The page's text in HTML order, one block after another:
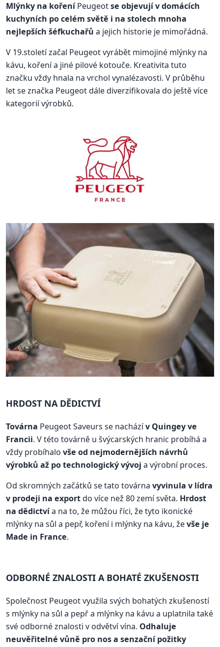
Mlýnky na kořeníPeugeotse objevují v domácích
kuchyních po celém světě i na stolech mnoha
nejlepších šéfkuchařů a jejich historie je mimořádná.
V 19.století začal Peugeot vyrábět mimojiné mlýnky na
kávu, koření a jiné pilové kotouče. Kreativita tuto
značku vždy hnala na vrchol vynalézavosti. V průběhu
let se značka Peugeot dále diverzifikovala do ještě více
kategorií výrobků.
HRDOST NA DĚDICTVÍ
Továrna Peugeot Saveurs se nacházív Quingey ve
Francii. V této továrně u švýcarských hranic probíhá a
vždy probíhalo vše od nejmodernějších návrhů
výrobků až po technologický vývoj a výrobní proces.
Od skromných začátků se tato továrna vyvinula v lídra
v prodeji na export do více než 80 zemí světa. Hrdost
na dědictvía na to, že můžou říci, že tyto ikonické
mlýnky na sůl a pepř, koření i mlýnky na kávu, ževše je
Made in France.
ODBORNÉ ZNALOSTI A BOHATÉ ZKUŠENOSTI
Společnost Peugeot využila svých bohatých zkušeností
s mlýnky na sůl a pepř a mlýnky na kávu a uplatnila také
své odborné znalosti v odvětví vína. Odhaluje
neuvěřitelné vůně pro nos a senzační požitky